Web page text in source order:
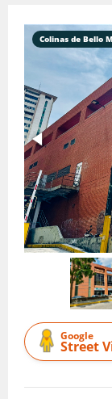
Colinas de Bello
Google
Street